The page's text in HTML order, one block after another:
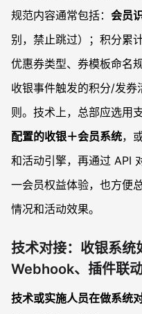
规范内容通常包括： 会员
别，禁止跳过）；积分累
优惠券类型、券模板命名
收银事件触发的积分/发券
则。技术上，总部应选用
配置的收银＋会员系统，
和活动引擎，再通过 API
一会员权益体验，也方便
情况和活动效果。
技术对接：收银系统
Webhook、插件联动
技术或实施人员在做系统